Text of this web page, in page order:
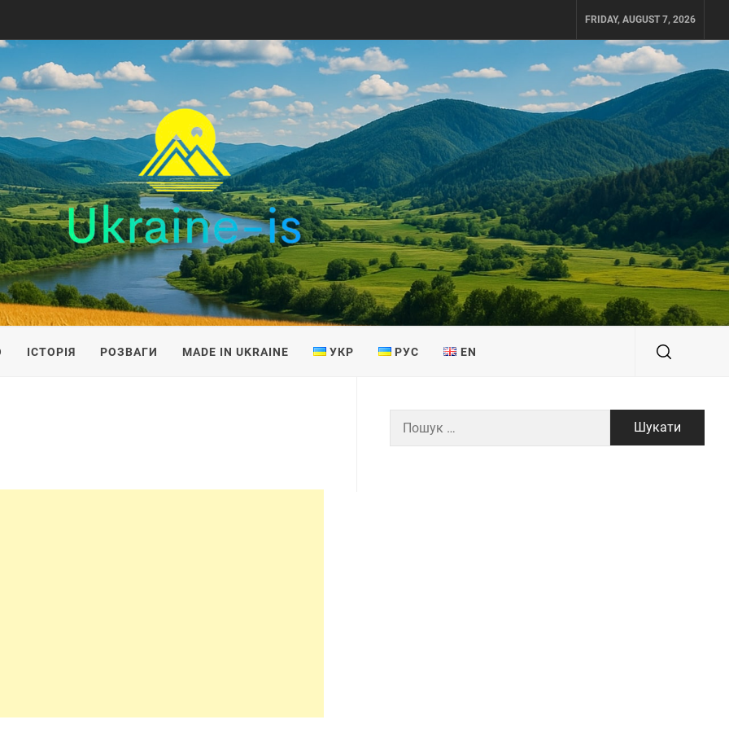
FRIDAY, AUGUST 7, 2026
ІСТОРІЯ РОЗВАГИ MADE IN UKRAINE УКР РУС EN